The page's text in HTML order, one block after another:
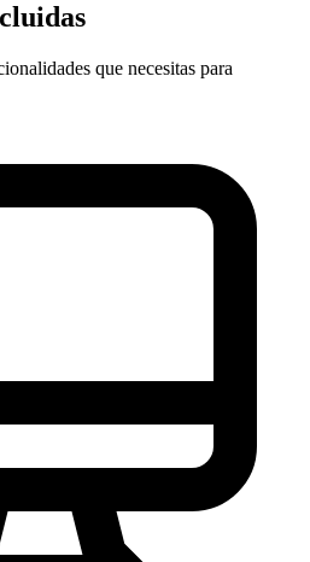
que necesitas para